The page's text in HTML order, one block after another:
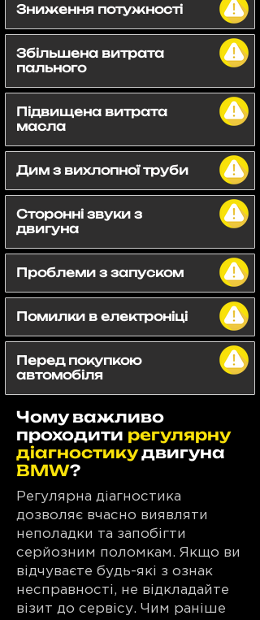
Зниження потужності
Збільшена витрата
пального
Підвищена витрата
масла
Дим з вихлопної труби
Сторонні звуки з
двигуна
Проблеми з запуском
Помилки в електроніці
Перед покупкою
автомобіля
Чому важливо
проходити регулярну
діагностикудвигуна
BMW?
Регулярна діагностика
дозволяє вчасно виявляти
неполадки та запобігти
серйозним поломкам. Якщо ви
відчуваєте будь-які з ознак
несправності, не відкладайте
візит до сервісу. Чим раніше